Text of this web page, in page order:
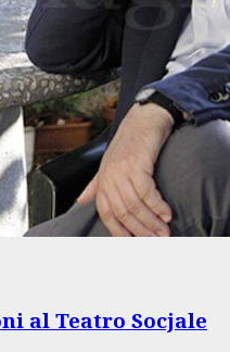
al Teatro Socjale